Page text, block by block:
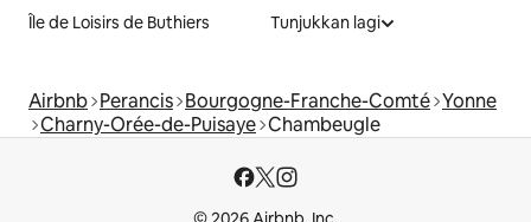
Île de Loisirs de Buthiers Tunjukkan lagi
Airbnb Perancis Bourgogne-Franche-Comté Yonne
Charny-Orée-de-Puisaye Chambeugle